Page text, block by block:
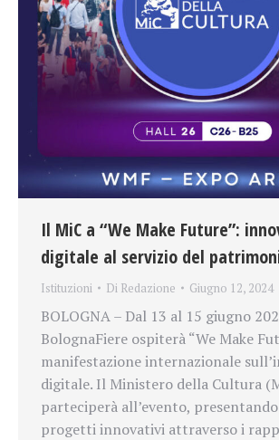
Il MiC a “We Make Future”:
digitale al servizio del
Istituzioni Di Redazione Giugno 12, 2024
BOLOGNA – Dal 13 al 15 giugno
BolognaFiere ospiterà “We Make
manifestazione internazionale
digitale. Il Ministero della Cultura
parteciperà all’evento,
progetti innovativi attraverso i